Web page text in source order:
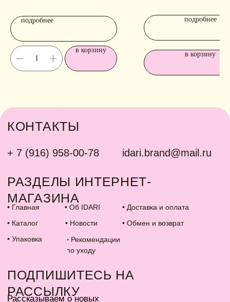
подробнее
в корзину
подробнее
в корзину